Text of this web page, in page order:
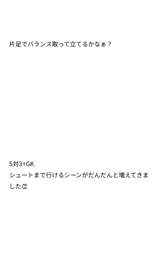
片足でバランス取って立てるかなぁ？
5対3+GK
シュートまで行けるシーンがだんだんと増えてきま
した👏